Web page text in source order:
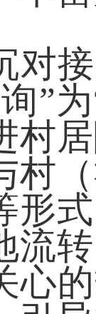
接
”
村
村
形
流
心